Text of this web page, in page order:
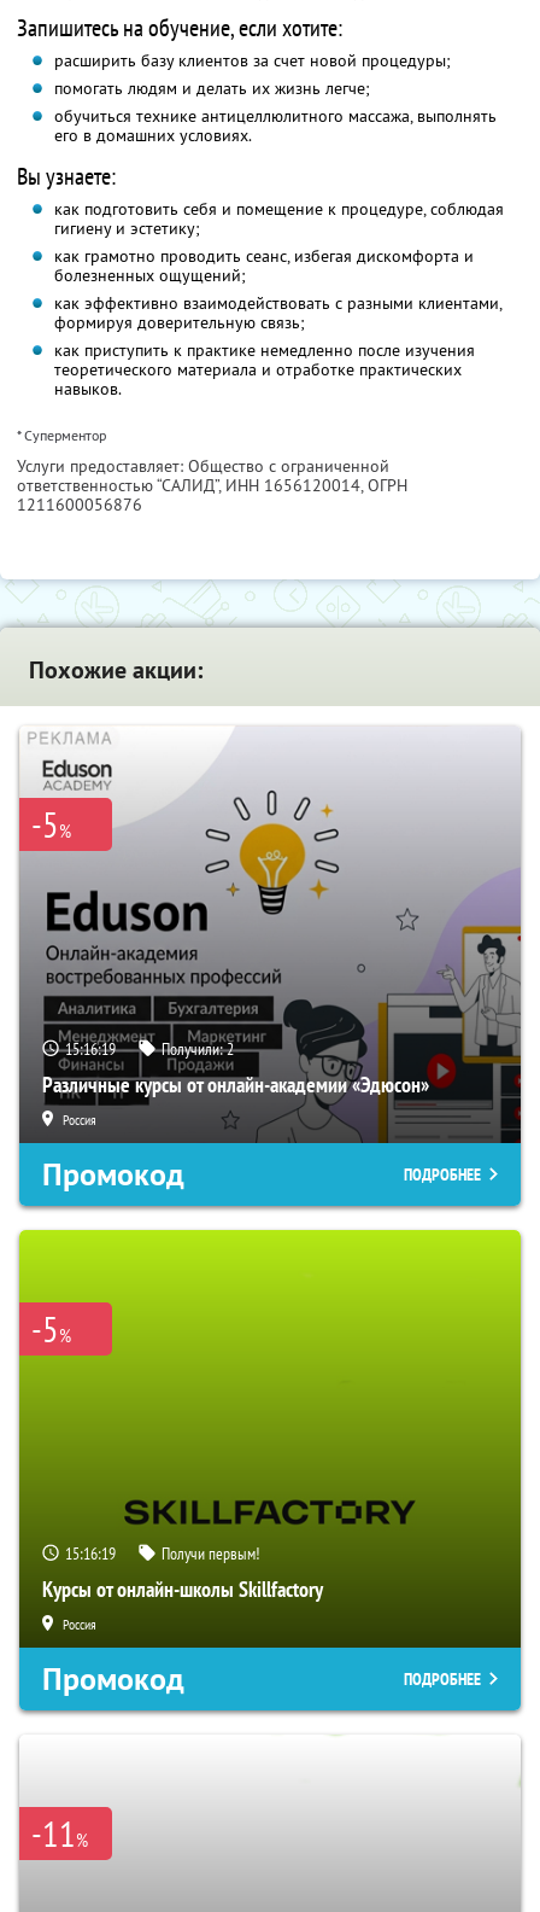
Запишитесь на обучение, если хотите:
расширить базу клиентов за счет новой процедуры;
помогать людям и делать их жизнь легче;
обучиться технике антицеллюлитного массажа, выполнять
его в домашних условиях.
Вы узнаете:
как подготовить себя и помещение к процедуре, соблюдая
гигиену и эстетику;
как грамотно проводить сеанс, избегая дискомфорта и
болезненных ощущений;
как эффективно взаимодействовать с разными клиентами,
формируя доверительную связь;
как приступить к практике немедленно после изучения
теоретического материала и отработке практических
навыков.
* Суперментор
Услуги предоставляет: Общество с ограниченной
ответственностью “САЛИД”, ИНН 1656120014, ОГРН
1211600056876
Похожие акции:
-5%
15:16:18 Получили:2
Различные курсы от онлайн-академии «Эдюсон»
Россия
Промокод ПОДРОБНЕЕ
-5%
15:16:18 Получи первым!
Курсы от онлайн-школы Skillfactory
Россия
Промокод ПОДРОБНЕЕ
-11%